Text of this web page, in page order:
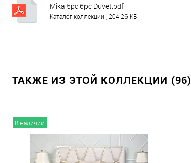
Mika 5pc 6pc Duvet.pdf
Каталог коллекции , 204.26 КБ
ТАКЖЕ ИЗ ЭТОЙ КОЛЛЕКЦИИ (96)
В наличии